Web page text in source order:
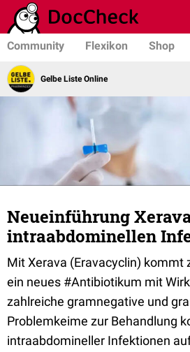
Community Flexikon Shop
Gelbe Liste Online
Neueinführung
intraabdominellen
Mit Xerava (Eravacyclin) kommt
ein neues #Antibiotikum mit
zahlreiche gramnegative und
Problemkeime zur Behandlung
intraabdomineller Infektionen